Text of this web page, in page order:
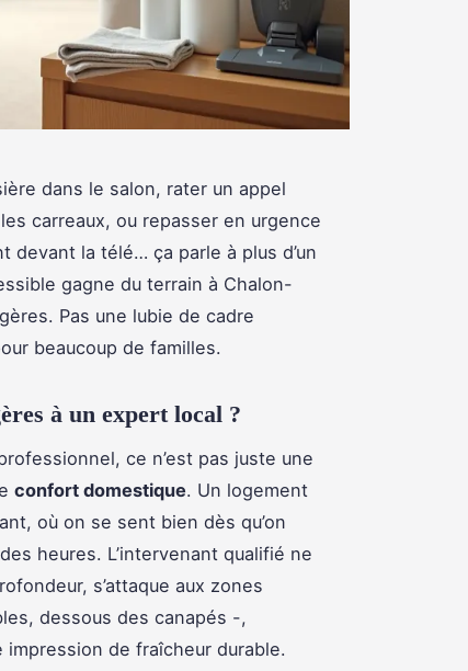
dans le salon, rater un appel
carreaux, ou repasser en urgence
la télé… ça parle à plus d’un
gagne du terrain à Chalon-
Pas une lubie de cadre
beaucoup de familles.
à un expert local ?
ce n’est pas juste une
confort domestique. Un logement
où on se sent bien dès qu’on
heures. L’intervenant qualifié ne
s’attaque aux zones
dessous des canapés -,
de fraîcheur durable.